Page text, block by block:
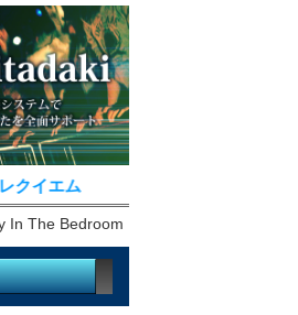
クイエム
In The Bedroom